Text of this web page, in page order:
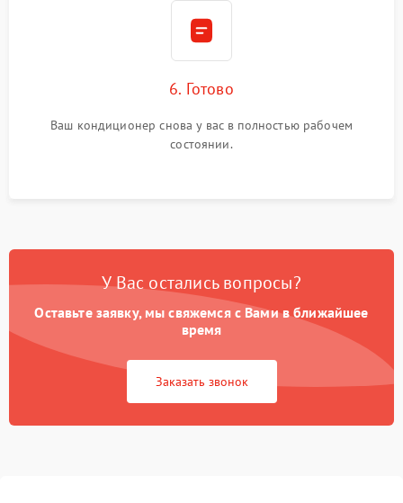
6. Готово
Ваш кондиционер снова у вас в полностью рабочем
состоянии.
У Вас остались вопросы?
Оставьте заявку, мы свяжемся с Вами в ближайшее
время
Заказать звонок